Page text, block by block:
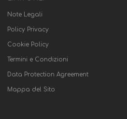
Note Legali
Policy Privacy
Cookie Policy
Termini e Condizioni
Data Protection Agreement
Mappa del Sito